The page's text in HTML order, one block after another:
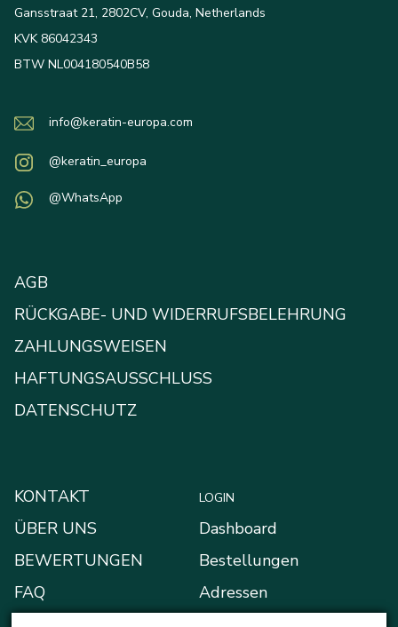
Gansstraat 21, 2802CV, Gouda, Netherlands
KVK 86042343
BTW NL004180540B58
info@keratin-europa.com
@keratin_europa
@WhatsApp
AGB
RÜCKGABE- UND WIDERRUFSBELEHRUNG
ZAHLUNGSWEISEN
HAFTUNGSAUSSCHLUSS
DATENSCHUTZ
KONTAKT
ÜBER UNS
BEWERTUNGEN
FAQ
LOGIN
Dashboard
Bestellungen
Adressen